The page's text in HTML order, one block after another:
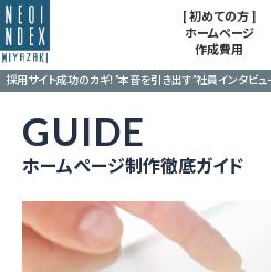
[ 初めての方 ]
ホームページ
作成費用
採用サイト成功のカギ！”本音を引き出す”社員インタビ
GUIDE
ホームページ制作徹底ガイド